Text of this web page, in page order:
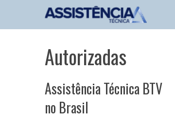
Autorizadas
Assistência Técnica BTV
no Brasil